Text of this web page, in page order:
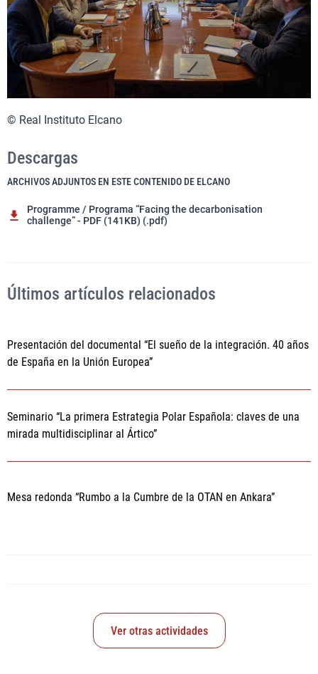
© Real Instituto Elcano
Descargas
ARCHIVOS ADJUNTOS EN ESTE CONTENIDO DE ELCANO
Programme / Programa “Facing the decarbonisation
challenge” - PDF (141KB) (.pdf)
Últimos artículos relacionados
Presentación del documental “El sueño de la integración. 40 años
de España en la Unión Europea”
Seminario “La primera Estrategia Polar Española: claves de una
mirada multidisciplinar al Ártico”
Mesa redonda “Rumbo a la Cumbre de la OTAN en Ankara”
Ver otras actividades